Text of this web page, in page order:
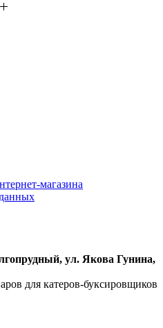
магазина
ул. Якова Гунина,
для катеров-буксировщиков